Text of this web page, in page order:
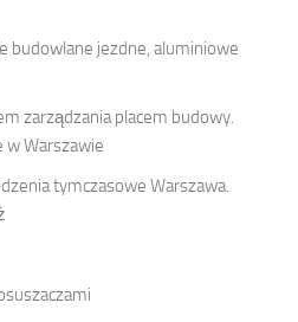
budowlane jezdne, aluminiowe
zarządzania placem budowy.
w Warszawie
tymczasowe Warszawa.